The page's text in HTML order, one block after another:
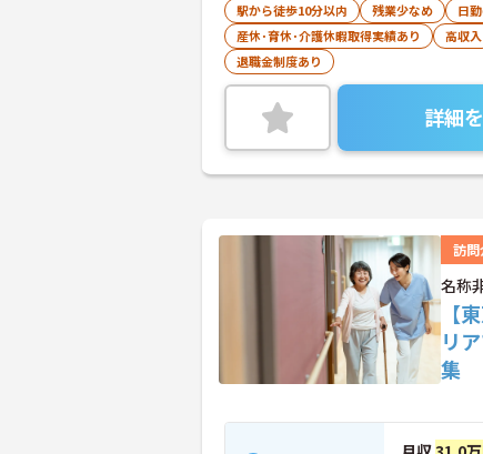
駅から徒歩10分以内 残業少なめ 日
産休･育休･介護休暇取得実績あり
高収入
退職金制度あり
詳細
訪問
名称
【
リ
集